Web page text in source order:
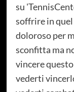
su
soffrire in
doloroso per
sconfitta ma
vincere
vederti